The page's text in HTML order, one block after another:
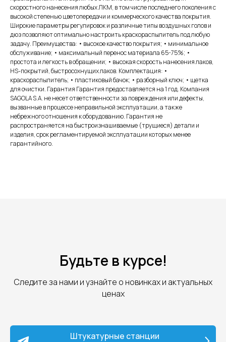
скоростного нанесения любых ЛКМ, в том числе последнего поколения с
высокой степенью цветопередачи и коммерческого качества покрытия.
Широкие параметры регулировок и различные типы воздушных голов и
дюз позволяют оптимально настроить краскораспылитель под любую
задачу. Преимущества: • высокое качество покрытия; • минимальное
обслуживание; • максимальный перенос материала 65-75%; •
простота и легкость в обращении; • высокая скорость нанесения лаков,
HS-покрытий, быстросохнущих лаков. Комплектация: •
краскораспылитель; • пластиковый бачок; • разборный ключ; • щетка
для очистки. Гарантия Гарантия предоставляется на 1 год. Компания
SAGOLA S.A. не несет ответственности за повреждения или дефекты,
вызванные в процессе неправильной эксплуатации, а также
небрежного отношения к оборудованию. Гарантия не
распространяется на быстроизнашиваемые (трущиеся) детали и
изделия, срок регламентируемой эксплуатации которых менее
гарантийного.
Будьте в курсе!
Следите за нами и узнайте о новинках и актуальных
ценах
Штукатурные станции